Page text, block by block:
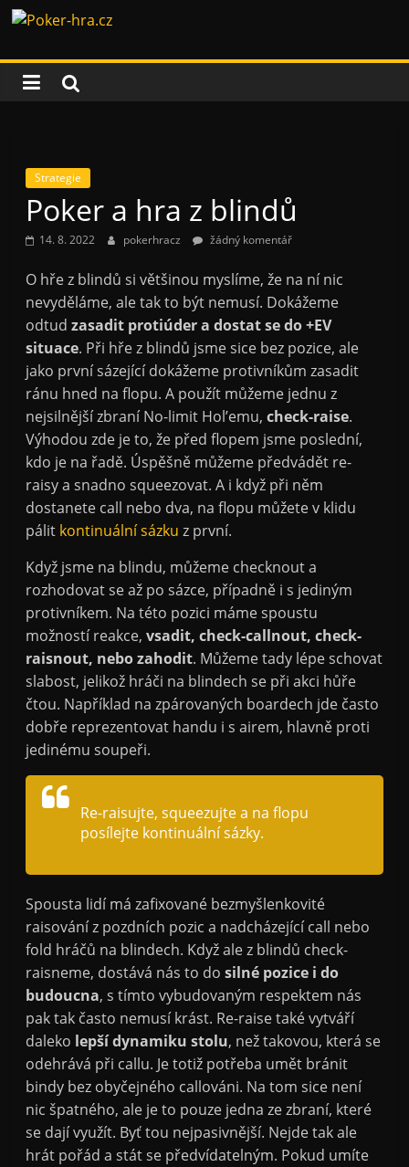
Přeskočit
obsah
Poker-
hra.cz
pokeru
Strategie
Poker a hra z blindů
14. 8. 2022 pokerhracz žádný komentář
O hře z blindů si většinou myslíme, že na ní nic
nevyděláme, ale tak to být nemusí. Dokážeme
odtudzasadit protiúder a dostat se do +EV
situace. Při hře z blindů jsme sice bez pozice, ale
jako první sázející dokážeme protivníkům zasadit
ránu hned na flopu. A použít můžeme jednu z
nejsilnější zbraní No-limit Hol’emu,check-raise.
Výhodou zde je to, že před flopem jsme poslední,
kdo je na řadě. Úspěšně můžeme předvádět re-
raisy a snadno squeezovat. A i když při něm
dostanete call nebo dva, na flopu můžete v klidu
pálit kontinuální sázku z první.
Když jsme na blindu, můžeme checknout a
rozhodovat se až po sázce, případně i s jediným
protivníkem. Na této pozici máme spoustu
možností reakce,vsadit, check-callnout, check-
raisnout, nebo zahodit. Můžeme tady lépe schovat
slabost, jelikož hráči na blindech se při akci hůře
čtou. Například na zpárovaných boardech jde často
dobře reprezentovat handu i s airem, hlavně proti
jedinému soupeři.
Re-raisujte, squeezujte a na flopu
posílejte kontinuální sázky.
Spousta lidí má zafixované bezmyšlenkovité
raisování z pozdních pozic a nadcházející call nebo
fold hráčů na blindech. Když ale z blindů check-
raisneme, dostává nás to dosilné pozice i do
budoucna, s tímto vybudovaným respektem nás
pak tak často nemusí krást. Re-raise také vytváří
daleko lepší dynamiku stolu, než takovou, která se
odehrává při callu. Je totiž potřeba umět bránit
bindy bez obyčejného callováni. Na tom sice není
nic špatného, ale je to pouze jedna ze zbraní, které
se dají využít. Byť tou nejpasivnější. Nejde tak ale
hrát pořád a stát se předvídatelným. Pokud umíte